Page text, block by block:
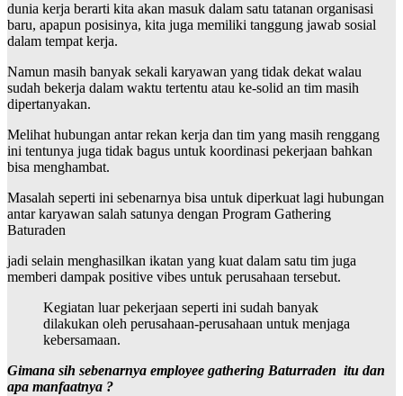
dunia kerja berarti kita akan masuk dalam satu tatanan organisasi
baru, apapun posisinya, kita juga memiliki tanggung jawab sosial
dalam tempat kerja.
Namun masih banyak sekali karyawan yang tidak dekat walau
sudah bekerja dalam waktu tertentu atau ke-solid an tim masih
dipertanyakan.
Melihat hubungan antar rekan kerja dan tim yang masih renggang
ini tentunya juga tidak bagus untuk koordinasi pekerjaan bahkan
bisa menghambat.
Masalah seperti ini sebenarnya bisa untuk diperkuat lagi hubungan
antar karyawan salah satunya dengan Program Gathering
Baturaden
jadi selain menghasilkan ikatan yang kuat dalam satu tim juga
memberi dampak positive vibes untuk perusahaan tersebut.
Kegiatan luar pekerjaan seperti ini sudah banyak
dilakukan oleh perusahaan-perusahaan untuk menjaga
kebersamaan.
Gimana sih sebenarnya employee gathering Baturraden itu dan
apa manfaatnya ?